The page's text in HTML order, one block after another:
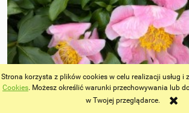
Strona korzysta z plików cookies w celu realizacji usług i
Cookies. Możesz określić warunki przechowywania lub
w Twojej przeglądarce.